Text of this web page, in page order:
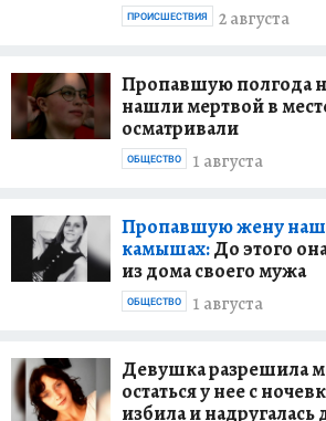
2 августа
ПРОИСШЕСТВИЯ
Пропавшую полгода
нашли мертвой в
осматривали
1 августа
ОБЩЕСТВО
Пропавшую жену
камышах:До этого
из дома своего мужа
1 августа
ОБЩЕСТВО
Девушка разрешила
остаться у нее с
избила и надругалась